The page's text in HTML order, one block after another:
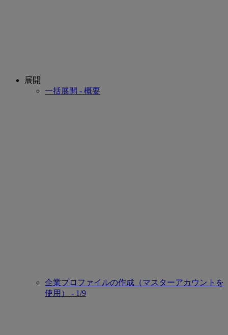
展開
一括展開 - 概要
企業プロファイルの作成（マスターアカウントを
使用） - 1/9